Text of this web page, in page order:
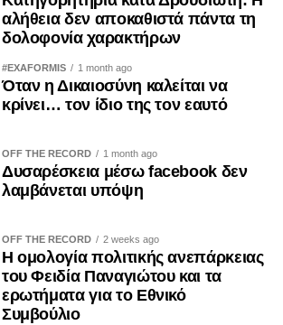
αλήθεια δεν αποκαθιστά πάντα τη
δολοφονία χαρακτήρων
#EXAFORMIS 1 month ago
Όταν η Δικαιοσύνη καλείται να
κρίνει… τον ίδιο της τον εαυτό
OFF THE RECORD 1 month ago
Δυσαρέσκεια μέσω facebook δεν
λαμβάνεται υπόψη
OFF THE RECORD 2 weeks ago
Η ομολογία πολιτικής ανεπάρκειας
του Φειδία Παναγιώτου και τα
ερωτήματα για το Εθνικό
Συμβούλιο